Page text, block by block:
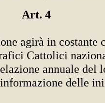
Art. 4
agirà in costante
Cattolici
annuale del
delle